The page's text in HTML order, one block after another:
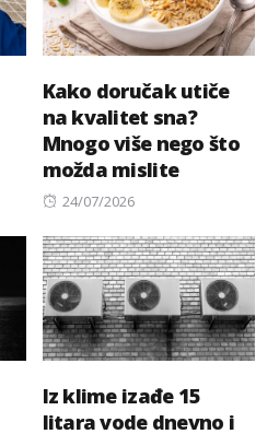
Kako doručak utiče
na kvalitet sna?
Mnogo više nego što
možda mislite
Posted
24/07/2026
Iz klime izađe 15
litara vode dnevno i